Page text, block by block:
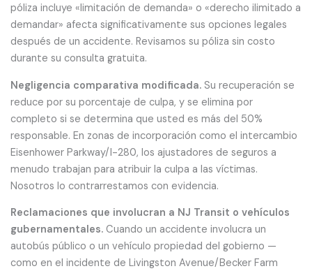
póliza incluye «limitación de demanda» o «derecho ilimitado a
demandar» afecta significativamente sus opciones legales
después de un accidente. Revisamos su póliza sin costo
durante su consulta gratuita.
Negligencia comparativa modificada. Su recuperación se
reduce por su porcentaje de culpa, y se elimina por
completo si se determina que usted es más del 50%
responsable. En zonas de incorporación como el intercambio
Eisenhower Parkway/I-280, los ajustadores de seguros a
menudo trabajan para atribuir la culpa a las víctimas.
Nosotros lo contrarrestamos con evidencia.
Reclamaciones que involucran a NJ Transit o vehículos
gubernamentales. Cuando un accidente involucra un
autobús público o un vehículo propiedad del gobierno —
como en el incidente de Livingston Avenue/Becker Farm